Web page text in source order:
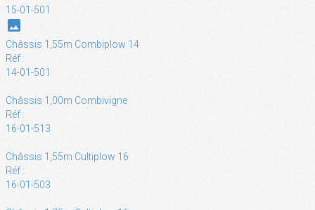
15-01-501
photo
Châssis 1,55m Combiplow 14
Réf :
14-01-501
Châssis 1,00m Combivigne
Réf :
16-01-513
Châssis 1,55m Cultiplow 16
Réf :
16-01-503